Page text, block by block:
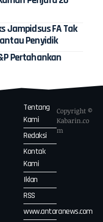
Jampidsus FA Tak
Penyidik
Pertahankan
Tentang
Kami
Redaksi
Kontak
Kami
Iklan
RSS
www.antaranews.com
Copyright ©
Kabarin.co
m